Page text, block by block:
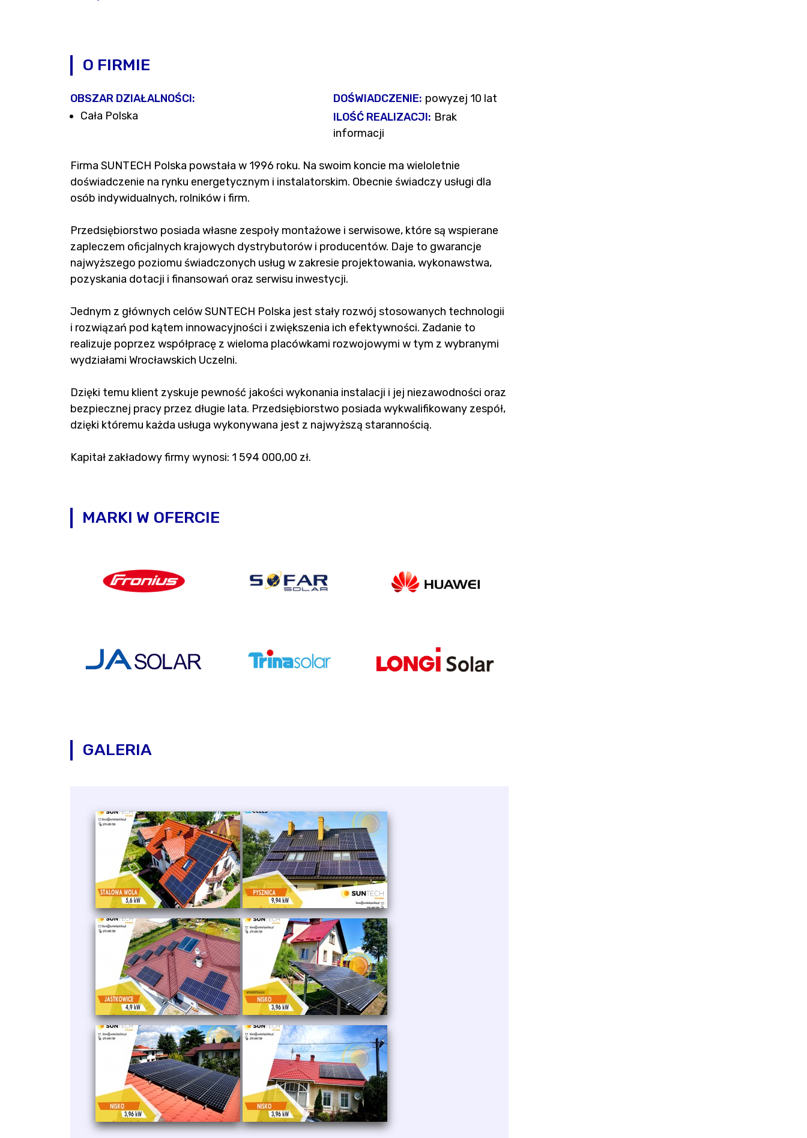
O FIRMIE
OBSZAR DZIAŁALNOŚCI:
Cała Polska
DOŚWIADCZENIE: powyzej 10 lat
ILOŚĆ REALIZACJI: Brak
informacji
Firma SUNTECH Polska powstała w 1996 roku. Na swoim koncie ma wieloletnie
doświadczenie na rynku energetycznym i instalatorskim. Obecnie świadczy usługi dla
osób indywidualnych, rolników i firm.
Przedsiębiorstwo posiada własne zespoły montażowe i serwisowe, które są wspierane
zapleczem oficjalnych krajowych dystrybutorów i producentów. Daje to gwarancje
najwyższego poziomu świadczonych usług w zakresie projektowania, wykonawstwa,
pozyskania dotacji i finansowań oraz serwisu inwestycji.
Jednym z głównych celów SUNTECH Polska jest stały rozwój stosowanych technologii
i rozwiązań pod kątem innowacyjności i zwiększenia ich efektywności. Zadanie to
realizuje poprzez współpracę z wieloma placówkami rozwojowymi w tym z wybranymi
wydziałami Wrocławskich Uczelni.
Dzięki temu klient zyskuje pewność jakości wykonania instalacji i jej niezawodności oraz
bezpiecznej pracy przez długie lata. Przedsiębiorstwo posiada wykwalifikowany zespół,
dzięki któremu każda usługa wykonywana jest z najwyższą starannością.
Kapitał zakładowy firmy wynosi: 1 594 000,00 zł.
MARKI W OFERCIE
GALERIA